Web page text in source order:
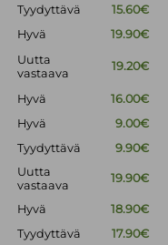
Tyydyttävä
15.60€
Hyvä
19.90€
Uutta
vastaava
19.20€
Hyvä
16.00€
Hyvä
9.00€
Tyydyttävä 9.90€
Uutta
vastaava
19.90€
Hyvä
18.90€
Tyydyttävä 17.90€